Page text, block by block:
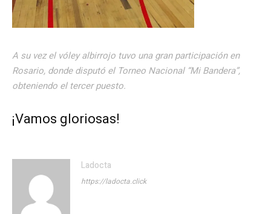
A su vez el vóley albirrojo tuvo una gran participación en
Rosario, donde disputó el Torneo Nacional “Mi Bandera”,
obteniendo el tercer puesto.
¡Vamos gloriosas!
Ladocta
https://ladocta.click